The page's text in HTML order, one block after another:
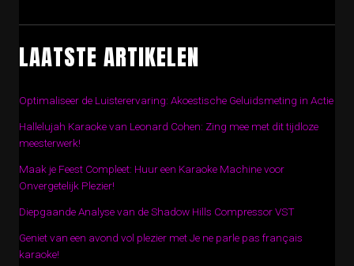
LAATSTE ARTIKELEN
Optimaliseer de Luisterervaring: Akoestische Geluidsmeting in Actie
Hallelujah Karaoke van Leonard Cohen: Zing mee met dit tijdloze
meesterwerk!
Maak je Feest Compleet: Huur een Karaoke Machine voor
Onvergetelijk Plezier!
Diepgaande Analyse van de Shadow Hills Compressor VST
Geniet van een avond vol plezier met Je ne parle pas français
karaoke!